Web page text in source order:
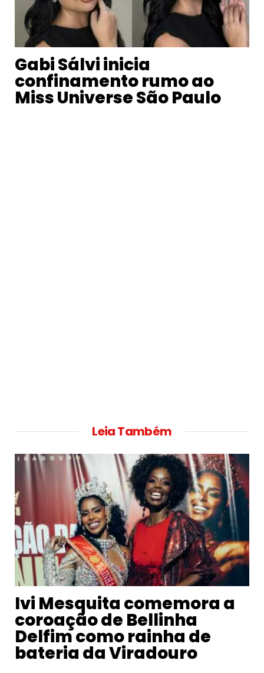
Gabi Sálvi inicia
confinamento rumo ao
Miss Universe São Paulo
Leia Também
Ivi Mesquita comemora a
coroação de Bellinha
Delfim como rainha de
bateria da Viradouro